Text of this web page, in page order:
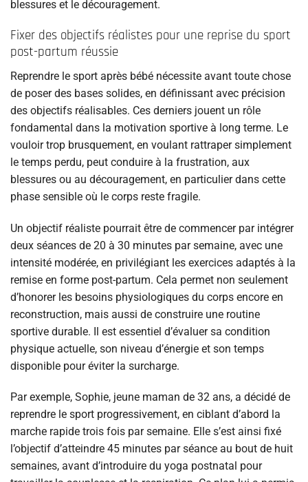
blessures et le découragement.
Fixer des objectifs réalistes pour une reprise du sport
post-partum réussie
Reprendre le sport après bébé nécessite avant toute chose
de poser des bases solides, en définissant avec précision
des objectifs réalisables. Ces derniers jouent un rôle
fondamental dans la motivation sportive à long terme. Le
vouloir trop brusquement, en voulant rattraper simplement
le temps perdu, peut conduire à la frustration, aux
blessures ou au découragement, en particulier dans cette
phase sensible où le corps reste fragile.
Un objectif réaliste pourrait être de commencer par intégrer
deux séances de 20 à 30 minutes par semaine, avec une
intensité modérée, en privilégiant les exercices adaptés à la
remise en forme post-partum. Cela permet non seulement
d’honorer les besoins physiologiques du corps encore en
reconstruction, mais aussi de construire une routine
sportive durable. Il est essentiel d’évaluer sa condition
physique actuelle, son niveau d’énergie et son temps
disponible pour éviter la surcharge.
Par exemple, Sophie, jeune maman de 32 ans, a décidé de
reprendre le sport progressivement, en ciblant d’abord la
marche rapide trois fois par semaine. Elle s’est ainsi fixé
l’objectif d’atteindre 45 minutes par séance au bout de huit
semaines, avant d’introduire du yoga postnatal pour